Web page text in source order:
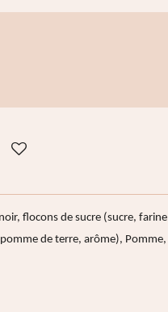
flocons de sucre (sucre, farine
de terre, arôme), Pomme,